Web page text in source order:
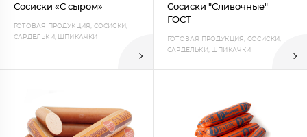
Сосиски «С сыром»
ГОТОВАЯ ПРОДУКЦИЯ, СОСИСКИ,
САРДЕЛЬКИ, ШПИКАЧКИ
Сосиски "Сливочные"
ГОСТ
ГОТОВАЯ ПРОДУКЦИЯ, СОСИСКИ,
САРДЕЛЬКИ, ШПИКАЧКИ